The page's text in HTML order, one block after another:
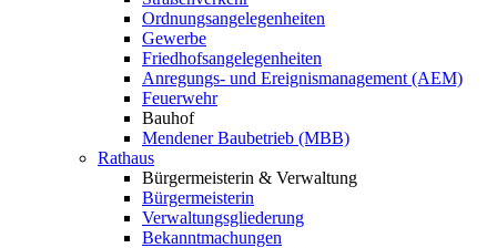
Ordnungsangelegenheiten
Gewerbe
Friedhofsangelegenheiten
Anregungs- und Ereignismanagement (AEM)
Feuerwehr
Bauhof
Mendener Baubetrieb (MBB)
Rathaus
Bürgermeisterin & Verwaltung
Bürgermeisterin
Verwaltungsgliederung
Bekanntmachungen